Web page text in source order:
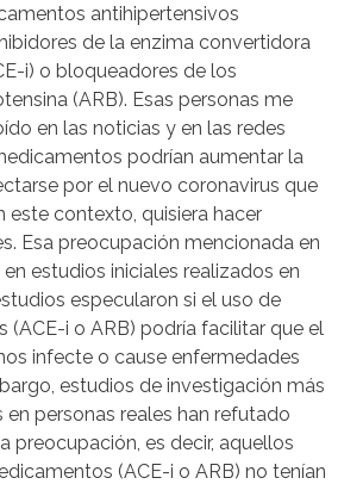
antihipertensivos
de la enzima convertidora
i) o bloqueadores de los
(ARB). Esas personas me
en las noticias y en las redes
podrían aumentar la
por el nuevo coronavirus que
este contexto, quisiera hacer
Esa preocupación mencionada en
estudios iniciales realizados en
especularon si el uso de
(ACE-i o ARB) podría facilitar que el
infecte o cause enfermedades
estudios de investigación más
en personas reales han refutado
preocupación, es decir, aquellos
(ACE-i o ARB) no tenían